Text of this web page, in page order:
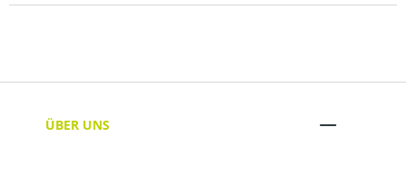
ÜBER UNS